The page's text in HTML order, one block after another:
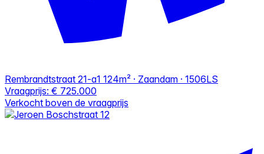
Rembrandtstraat 21-a1 124m² · Zaandam · 1506LS
Vraagprijs: € 725.000
Verkocht boven de vraagprijs